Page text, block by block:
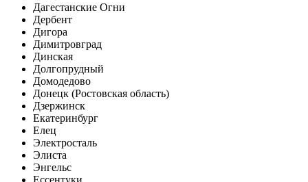
Дагестанские Огни
Дербент
Дигора
Димитровград
Динская
Долгопрудный
Домодедово
Донецк (Ростовская область)
Дзержинск
Екатеринбург
Елец
Электросталь
Элиста
Энгельс
Ессентуки